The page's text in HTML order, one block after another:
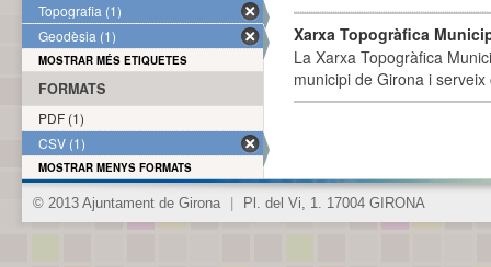
Xarxa Topogràfica
La Xarxa Topogràfica
municipi de Girona i
Topografia (1)
Geodèsia (1)
MOSTRAR MÉS ETIQUETES
FORMATS
PDF (1)
CSV (1)
MOSTRAR MENYS FORMATS
© 2013 Ajuntament de Girona Pl. del Vi, 1. 17004 GIRONA